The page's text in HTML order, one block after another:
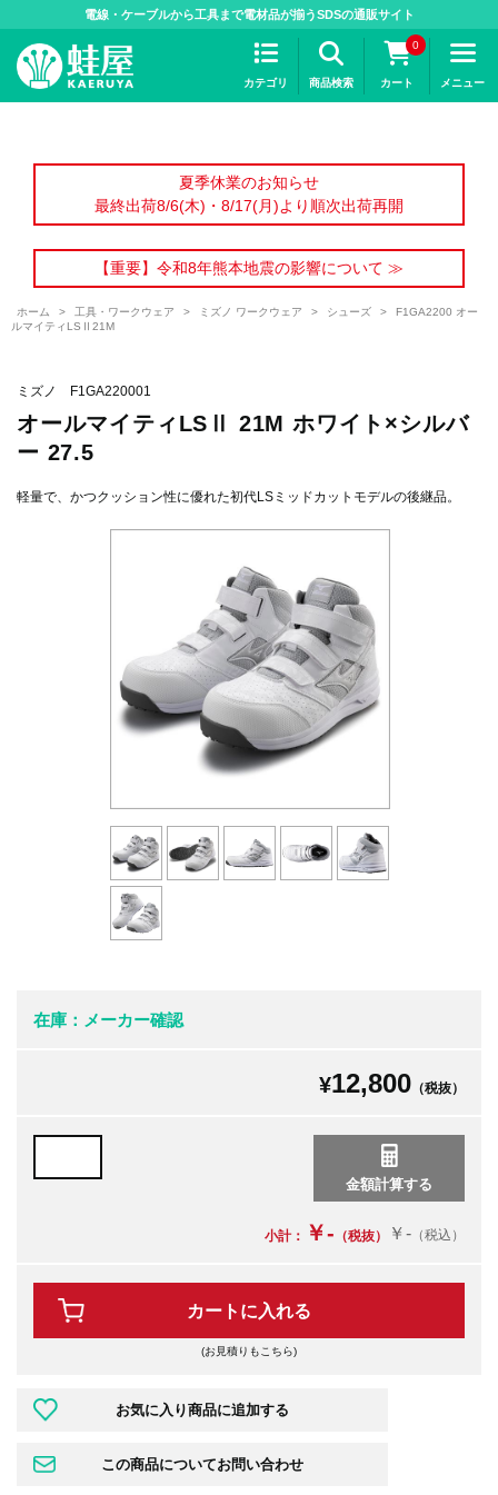
電線・ケーブルから工具まで電材品が揃うSDSの通販サイト
カテゴリ 商品検索
0
カート メニュー
夏季休業のお知らせ
最終出荷8/6(木)・8/17(月)より順次出荷再開
【重要】令和8年熊本地震の影響について ≫
ホーム > 工具・ワークウェア > ミズノ ワークウェア > シューズ >
F1GA2200 オー
ルマイティLSⅡ21M
ミズノ F1GA220001
オールマイティLSⅡ 21M ホワイト×シルバ
ー 27.5
軽量で、かつクッション性に優れた初代LSミッドカットモデルの後継品。
在庫：メーカー確認
¥12,800 （税抜）
小計： ￥- （税抜） ￥- （税込）
カートに入れる
(お見積りもこちら)